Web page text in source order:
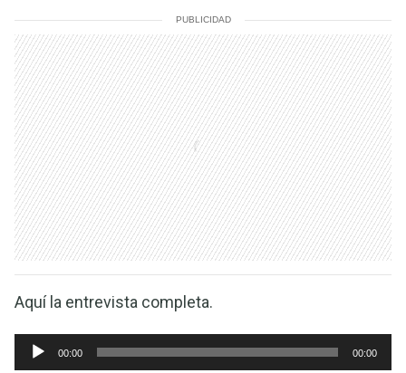
PUBLICIDAD
Aquí la entrevista completa.
Reproductor
00:00 00:00